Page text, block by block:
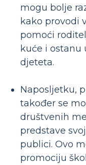
mogu bolje
kako provodi
pomoći
kuće i ostanu
djeteta.
Naposljetku,
također se
društvenih
predstave
publici. Ovo
promociju